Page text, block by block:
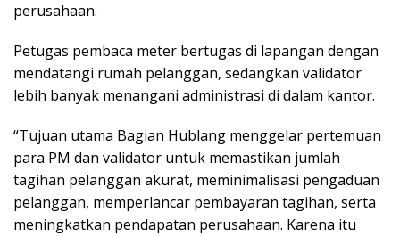
perusahaan.
Petugas pembaca meter bertugas di lapangan dengan
mendatangi rumah pelanggan, sedangkan validator
lebih banyak menangani administrasi di dalam kantor.
“Tujuan utama Bagian Hublang menggelar pertemuan
para PM dan validator untuk memastikan jumlah
tagihan pelanggan akurat, meminimalisasi pengaduan
pelanggan, memperlancar pembayaran tagihan, serta
meningkatkan pendapatan perusahaan. Karena itu